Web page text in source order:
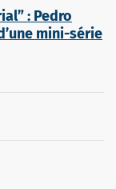
: Pedro
mini-série